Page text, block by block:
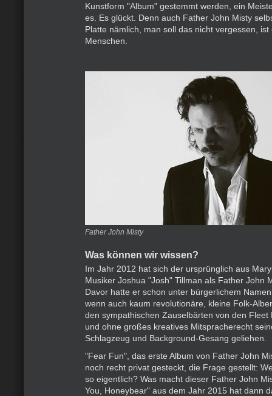
Kunstform "Album" gestemmt werden, ein
es. Es glückt. Denn auch Father John Misty
Platte nämlich, man soll das nicht vergessen,
Menschen.
Father John Misty
Was können wir wissen?
Im Jahr 2012 hat sich der ursprünglich aus
Musiker Joshua "Josh" Tillman als Father John
Davor hatte er schon unter bürgerlichem
wenn auch kaum revolutionäre, kleine Folk-
den sympathischen Zauselbärten von den Fleet
und ohne großes kreatives Mitspracherecht
Schlagzeug und Background-Gesang geliehen.
"Fear Fun", das erste Album von Father John
noch recht privat gesteckt, die Frage gestellt:
so eigentlich? Was macht dieser Father John
You, Honeybear" aus dem Jahr 2015 hat dann